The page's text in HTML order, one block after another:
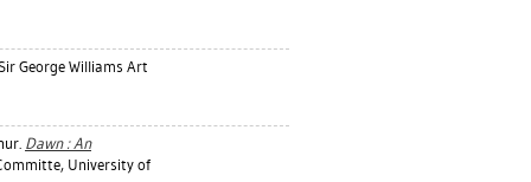
George Williams Art
. Dawn : An
University of